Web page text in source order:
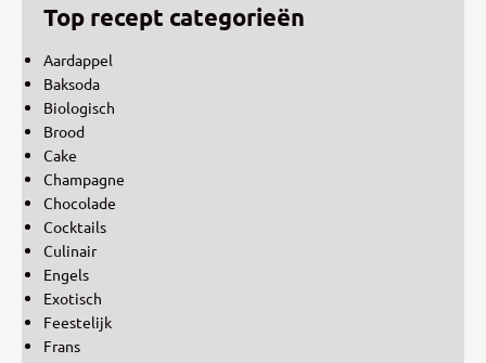
Top recept categorieën
Aardappel
Baksoda
Biologisch
Brood
Cake
Champagne
Chocolade
Cocktails
Culinair
Engels
Exotisch
Feestelijk
Frans